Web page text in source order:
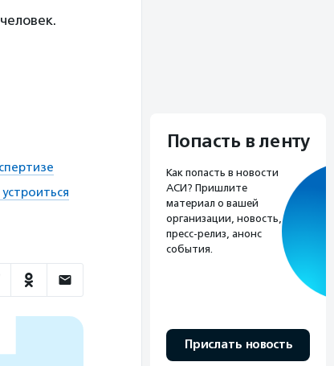
Попасть в ленту
Как попасть в новости
АСИ? Пришлите
материал о вашей
организации, новость,
пресс-релиз, анонс
события.
Прислать новость